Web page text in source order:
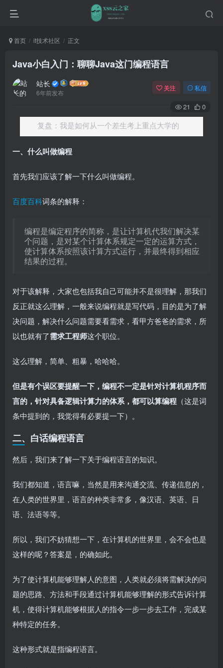
首页 it技术社区 正文
Java小白入门：聊聊Java这门编程语言
站长
6年前发布
关注 私信
21 0
复盘：我是如何从一个差生考上重点大学的
一、什么叫做编程
首先我们应该了解一下什么叫做编程。
百度百科词条的解释：
编程是编定程序的简称，是让计算机代我们解决某
个问题，是对某个计算体系规定一定的运算方式，
使计算体系按照该计算方式运行，并最终得到相应
结果的过程。
对于该解释，大家也包括我自己可能并不是很理解，那我们
反正就这么理解，一般来说编程就是写代码，目的是为了解
决问题，解决什么问题需要看需求，看甲方爸爸的需求，所
以也就有了需求工程师这个职位。
这么理解，简单、粗暴，哈哈哈。
但是有个误区要提醒一下，编程不一定是针对计算机程序而
言的，针对具备逻辑计算力的体系，都可以算编程 （这是词
条中提到的，我觉得有必要提一下）。
二、白话编程语言
然后，我们来了解一下关于编程语言的知识。
我们都知道，语言嘛，当然是用来沟通交流、传递信息的，
在人类的世界里，语言的种类非常多，像汉语、英语、日
语、法语等等。
所以，我们不妨猜想一下，在计算机的世界里，会不会也是
这样的呢？答案是，的确如此。
为了使计算机能够理解人的意图，人类就必须将需解决的问
题的思路、方法和手段通过计算机能够理解的形式告诉计算
机，使得计算机能够根据人的指令一步一步去工作，完成某
种特定的任务。
这种形式就是指编程语言。